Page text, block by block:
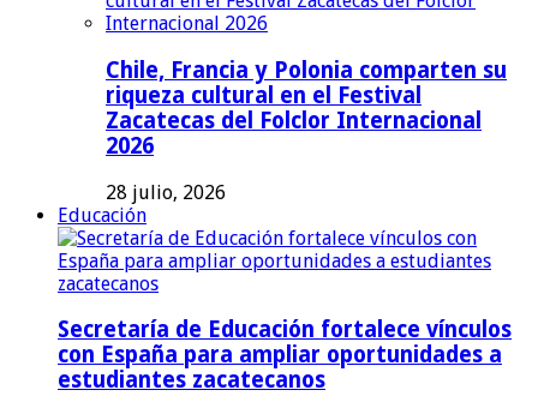
Chile, Francia y Polonia comparten su
riqueza cultural en el Festival
Zacatecas del Folclor Internacional
2026
28 julio, 2026
Educación
Secretaría de Educación fortalece vínculos
con España para ampliar oportunidades a
estudiantes zacatecanos